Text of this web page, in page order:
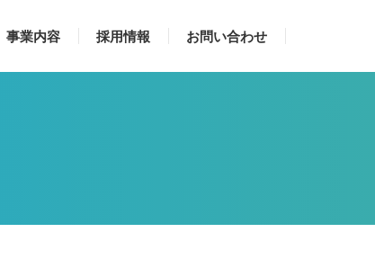
事業内容 採用情報 お問い合わせ